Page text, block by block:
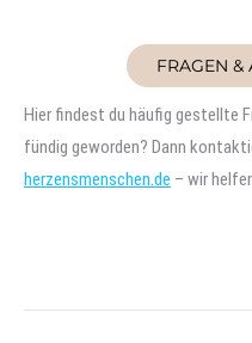
FRAGEN &
Hier findest du häufig gestellte
fündig geworden? Dann
herzensmenschen.de – wir